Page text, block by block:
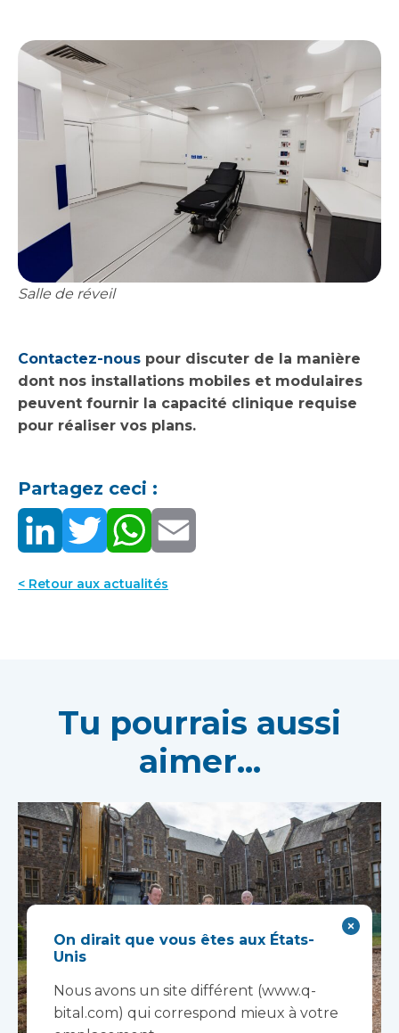
Salle de réveil
Contactez-nous pour discuter de la manière
dont nos installations mobiles et modulaires
peuvent fournir la capacité clinique requise
pour réaliser vos plans.
Partagez ceci :
< Retour aux actualités
Tu pourrais aussi
aimer...
On dirait que vous êtes aux États-
Unis
Nous avons un site différent (www.q-
bital.com) qui correspond mieux à votre